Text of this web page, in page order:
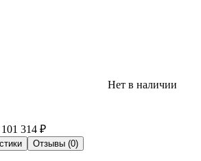
Нет в наличии
101 314 ₽
Отзывы (0)